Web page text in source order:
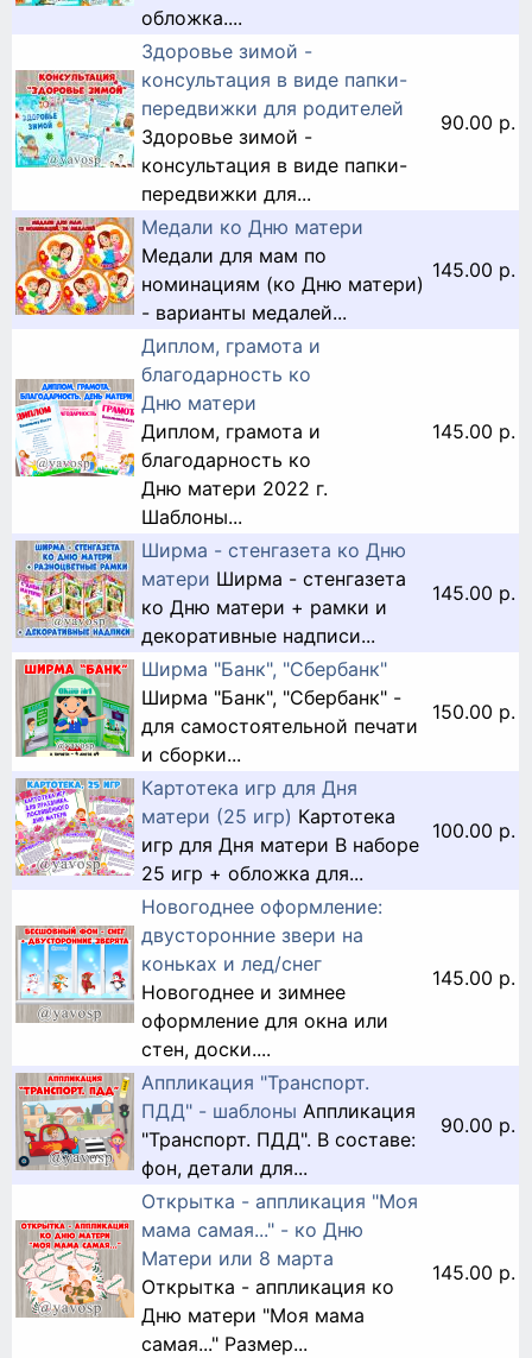
обложка....
Здоровье зимой -
консультация в виде папки-
передвижки для родителей
Здоровье зимой -
консультация в виде папки-
передвижки для...
90.00 р.
Медали ко Дню матери
Медали для мам по
номинациям (ко Дню матери)
- варианты медалей...
145.00 р.
Диплом, грамота и
благодарность ко
Дню матери
Диплом, грамота и
благодарность ко
Дню матери 2022 г.
Шаблоны...
145.00 р.
Ширма - стенгазета ко Дню
матери Ширма - стенгазета
ко Дню матери + рамки и
декоративные надписи...
145.00 р.
Ширма "Банк", "Сбербанк"
Ширма "Банк", "Сбербанк" -
для самостоятельной печати
и сборки...
150.00 р.
Картотека игр для Дня
матери (25 игр) Картотека
игр для Дня матери В наборе
25 игр + обложка для...
100.00 р.
Новогоднее оформление:
двусторонние звери на
коньках и лед/снег
Новогоднее и зимнее
оформление для окна или
стен, доски....
145.00 р.
Аппликация "Транспорт.
ПДД" - шаблоны Аппликация
"Транспорт. ПДД". В составе:
фон, детали для...
90.00 р.
Открытка - аппликация "Моя
мама самая..." - ко Дню
Матери или 8 марта
Открытка - аппликация ко
Дню матери "Моя мама
самая..." Размер...
145.00 р.